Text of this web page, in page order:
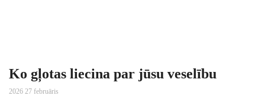
Ko gļotas liecina par jūsu veselību
2026 27 februāris